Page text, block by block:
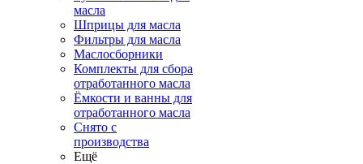
масла
Шприцы для масла
Фильтры для масла
Маслосборники
Комплекты для сбора
отработанного масла
Ёмкости и ванны для
отработанного масла
Снято с
производства
Ещё